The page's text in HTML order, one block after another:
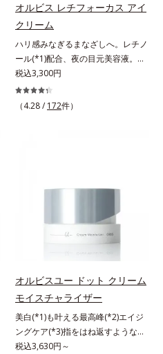
メマツヨイグサ抽出液、スイカズラ
エキス配合＝角層のすみずみまで水
分・油分を保ち、ハリ・ツヤを与え
る保湿成分*10 気持ちのことアレ
ルギーテスト済＝全ての方にアレル
ギーが起こらないということではあ
りません。
することを防止し、細かい毛穴汚れ
をごっそりするん！角栓溶解オイル
(*4)が詰まりや黒ずみも溶かして、
毛穴の目立ちにくいすべすべ肌に洗
い上げます。大人肌のためのくすみ
(*5)を晴らすアプローチによって圧
巻の洗浄力と保湿力を叶え、毛穴目
ルから、汚れをはね返す水の膜をつ
点、J－GLOBALによる自社調べ）
*2 オルビス内でかつてないオイル
クレンジングのこと*3 ポーラ化成
独自の（Ｃ１２－２０）アルキルグ
ルコシド（保湿）で形成するミセル
*4 炭酸ジカプリリル*5 乾燥や汚れ
による*6 キメの乱れによる＜使用
量目安＞適量＜使用ステップ＞オル
ビス ザ クレンジング オイル ⇒
洗顔料 ⇒ 化粧水 ⇒ 保湿液
オルビス レチフォーカス アイ
クリーム
ハリ感みなぎるまなざしへ。レチノ
ール(*1)配合、夜の目元美容液。オ
ルビスの目元技術を結集し、ハリ感
みなぎるまなざしへ。レチノール
(*1)配合の目元美容液です。目元悩
り、肌表面にピン！としたハリ感を
層の隙間に浸透(*4)。夜のスキンケ
アの最後にプラスすることで乾燥に
よる小ジワを目立たなくし、ハリ感
みなぎる目元を目指します。*1 レ
チノール配合＝保湿成分*2 パルミ
トイルトリペプチド－5配合＝保湿
成分*3 ラウロイルグルタミン酸ジ
（フィトステリル/オクチルドデシ
ル）配合＝保湿成分*4 角層まで
税込3,300円
（4.28 / 172件）
オルビスユー ドット クリーム
モイスチャライザー
美白(*1)も叶える最高峰(*2)エイジ
ングケア(*3)指をはね返すような弾
力感が宿るハリ感 濃密フィットク
税込3,630円～